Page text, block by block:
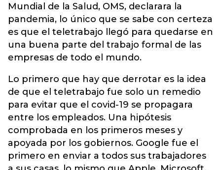
Mundial de la Salud, OMS, declarara la
pandemia, lo único que se sabe con certeza
es que el teletrabajo llegó para quedarse en
una buena parte del trabajo formal de las
empresas de todo el mundo.
Lo primero que hay que derrotar es la idea
de que el teletrabajo fue solo un remedio
para evitar que el covid-19 se propagara
entre los empleados. Una hipótesis
comprobada en los primeros meses y
apoyada por los gobiernos. Google fue el
primero en enviar a todos sus trabajadores